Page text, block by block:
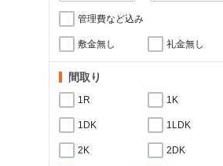
管理費など込み
敷金無し 礼金無し
間取り
1R 1K
1DK 1LDK
2K 2DK